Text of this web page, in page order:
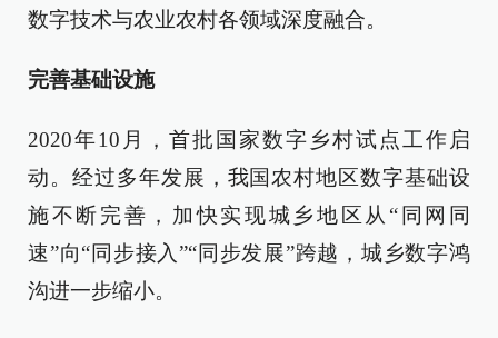
数字技术与农业农村各领域深度融合。
完善基础设施
2020年10月，首批国家数字乡村试点工作启
动。经过多年发展，我国农村地区数字基础设
施不断完善，加快实现城乡地区从“同网同
速”向“同步接入”“同步发展”跨越，城乡数字鸿
沟进一步缩小。